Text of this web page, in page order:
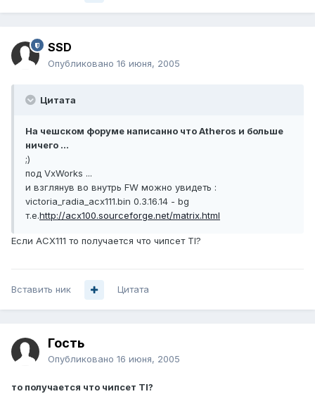
SSD
Опубликовано 16 июня, 2005
Цитата
На чешском форуме написанно что Аtheros и больше
ничего ...
;)
под VxWorks ...
и взглянув во внутрь FW можно увидеть :
victoria_radia_acx111.bin 0.3.16.14 - bg
т.е.http://acx100.sourceforge.net/matrix.html
Если АСХ111 то получается что чипсет TI?
Вставить ник Цитата
Гость
Опубликовано 16 июня, 2005
то получается что чипсет TI?